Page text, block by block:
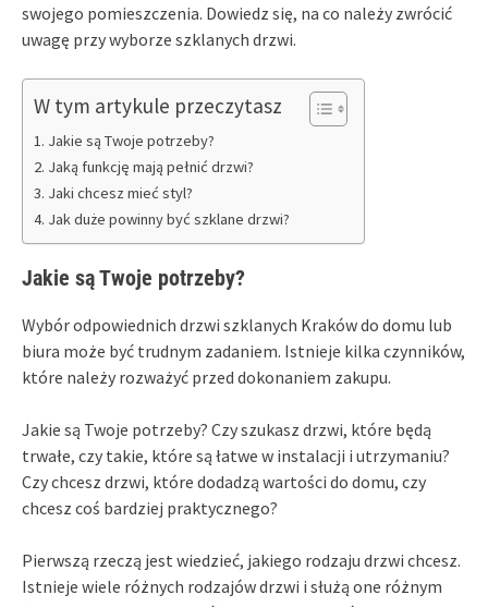
swojego pomieszczenia. Dowiedz się, na co należy zwrócić
uwagę przy wyborze szklanych drzwi.
W tym artykule przeczytasz
Jakie są Twoje potrzeby?
Jaką funkcję mają pełnić drzwi?
Jaki chcesz mieć styl?
Jak duże powinny być szklane drzwi?
Jakie są Twoje potrzeby?
Wybór odpowiednich drzwi szklanych Kraków do domu lub
biura może być trudnym zadaniem. Istnieje kilka czynników,
które należy rozważyć przed dokonaniem zakupu.
Jakie są Twoje potrzeby? Czy szukasz drzwi, które będą
trwałe, czy takie, które są łatwe w instalacji i utrzymaniu?
Czy chcesz drzwi, które dodadzą wartości do domu, czy
chcesz coś bardziej praktycznego?
Pierwszą rzeczą jest wiedzieć, jakiego rodzaju drzwi chcesz.
Istnieje wiele różnych rodzajów drzwi i służą one różnym